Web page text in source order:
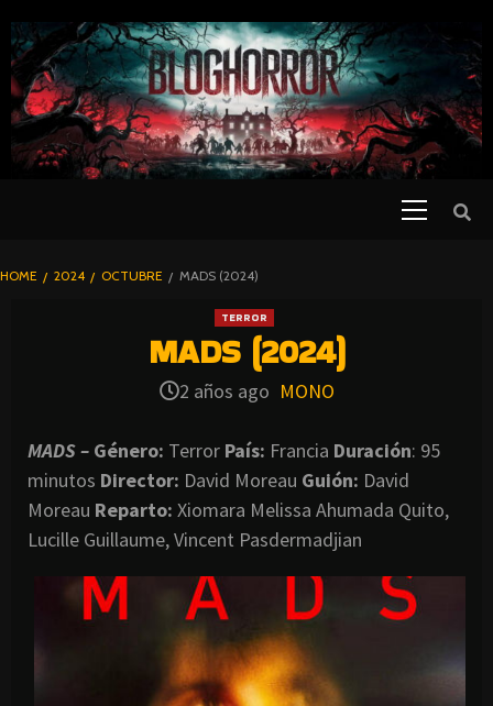
TO
CONTENT
BLOGHORROR
HOME 2024 OCTUBRE MADS (2024)
TERROR
MADS (2024)
2 años ago MONO
MADS – Género: Terror País: Francia Duración: 95
minutos Director: David Moreau Guión: David
Moreau Reparto: Xiomara Melissa Ahumada Quito,
Lucille Guillaume, Vincent Pasdermadjian